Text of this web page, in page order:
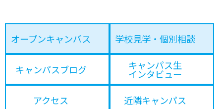
オープンキャンパス 学校見学・個別相談
キャンパスブログ キャンパス生
インタビュー
アクセス 近隣キャンパス